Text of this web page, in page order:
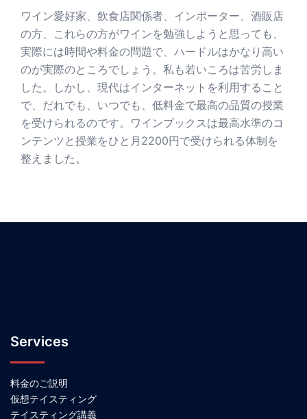
ワイン愛好家、飲食店関係者、インポーター、酒販店
の方、これらの方がワインを勉強しようと思っても、
実際には時間や料金の問題で、ハードルはかなり高い
のが実際のところでしょう。私も若いころは苦労しま
した。しかし、現代はインターネットを利用すること
で、だれでも、いつでも、低料金で最高の品質の授業
を受けられるのです。ワインブックスは最高水準のコ
ンテンツと授業をひと月2200円で受けられる体制を
整えました。
Services
料金のご説明
仮想テイスティング
テイスティング講義